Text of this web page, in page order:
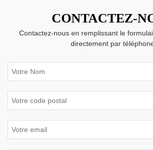
CONTACTEZ-
Contactez-nous en remplissant le
directement par